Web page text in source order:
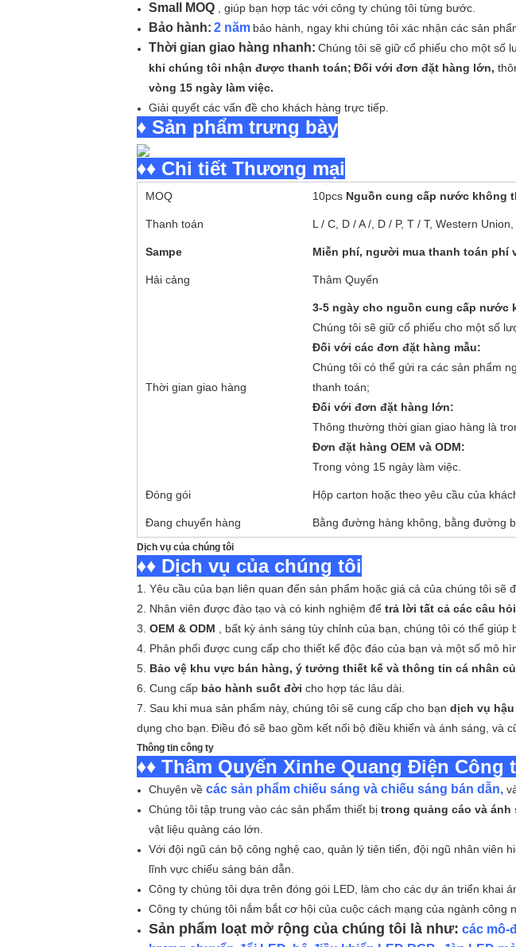
Small MOQ , giúp bạn hợp tác với công ty chúng tôi từng bước.
Bảo hành: 2 năm bảo hành, ngay khi chúng tôi xác nhận các sản
Thời gian giao hàng nhanh: Chúng tôi sẽ giữ cổ phiếu cho một số
khi chúng tôi nhận được thanh toán; Đối với đơn đặt hàng lớn,
vòng 15 ngày làm việc.
Giải quyết các vấn đề cho khách hàng trực tiếp.
♦ Sản phẩm trưng bày
♦♦ Chi tiết Thương mại
MOQ 10pcs Nguồn cung cấp nước không
Thanh toán L / C, D / A /, D / P, T / T, Western
Sampe Miễn phí, người mua thanh toán phí
Hải cảng Thâm Quyến
Thời gian giao hàng
3-5 ngày cho nguồn cung cấp nước
Chúng tôi sẽ giữ cổ phiếu cho một số
Đối với các đơn đặt hàng mẫu:
Chúng tôi có thể gửi ra các sản phẩm
thanh toán;
Đối với đơn đặt hàng lớn:
Thông thường thời gian giao hàng là
Đơn đặt hàng OEM và ODM:
Trong vòng 15 ngày làm việc.
Đóng gói Hộp carton hoặc theo yêu cầu của
Đang chuyển hàng Bằng đường hàng không, bằng đường
Dịch vụ của chúng tôi
♦♦ Dịch vụ của chúng tôi
1. Yêu cầu của bạn liên quan đến sản phẩm hoặc giá cả của chúng tôi sẽ
2. Nhân viên được đào tạo và có kinh nghiệm để trả lời tất cả các câu
3. OEM & ODM , bất kỳ ánh sáng tùy chỉnh của bạn, chúng tôi có thể
4. Phân phối được cung cấp cho thiết kế độc đáo của bạn và một số mô
5. Bảo vệ khu vực bán hàng, ý tưởng thiết kế và thông tin cá nhân
6. Cung cấp bảo hành suốt đời cho hợp tác lâu dài.
7. Sau khi mua sản phẩm này, chúng tôi sẽ cung cấp cho bạn dịch vụ
dụng cho bạn. Điều đó sẽ bao gồm kết nối bộ điều khiển và ánh sáng, và
Thông tin công ty
♦♦ Thâm Quyến Xinhe Quang Ðiện Công
Chuyên về các sản phẩm chiếu sáng và chiếu sáng bán dẫn,
Chúng tôi tập trung vào các sản phẩm thiết bị trong quảng cáo và ánh
vật liệu quảng cáo lớn.
Với đội ngũ cán bộ công nghệ cao, quản lý tiên tiến, đội ngũ nhân viên
lĩnh vực chiếu sáng bán dẫn.
Công ty chúng tôi dựa trên đóng gói LED, làm cho các dự án triển khai
Công ty chúng tôi nắm bắt cơ hội của cuộc cách mạng của ngành công
Sản phẩm loạt mở rộng của chúng tôi là như: các mô-